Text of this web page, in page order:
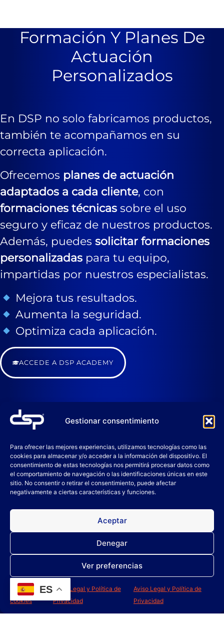
Gestionar consentimiento
Para ofrecer las mejores experiencias, utilizamos tecnologías como las
cookies para almacenar y/o acceder a la información del dispositivo. El
consentimiento de estas tecnologías nos permitirá procesar datos como
el comportamiento de navegación o las identificaciones únicas en este
sitio. No consentir o retirar el consentimiento, puede afectar
negativamente a ciertas características y funciones.
Aceptar
Denegar
Ver preferencias
Política de
cookies
Aviso Legal y Política de
Privacidad
Aviso Legal y Política de
Privacidad
Formación Y Planes De
Actuación
Personalizados
En DSP no solo fabricamos productos,
también te acompañamos en su
correcta aplicación.
Ofrecemos planes de actuación
adaptados a cada cliente, con
formaciones técnicas sobre el uso
seguro y eficaz de nuestros productos.
Además, puedes solicitar formaciones
personalizadas para tu equipo,
impartidas por nuestros especialistas.
Mejora tus resultados.
Aumenta la seguridad.
Optimiza cada aplicación.
ACCEDE A DSP ACADEMY
Productos relacionados
GLUP CAPSULAS
AMBIENTADOR BABY
GLUP CAPSULAS
AMBIENTADOR
TROPICAL
ES